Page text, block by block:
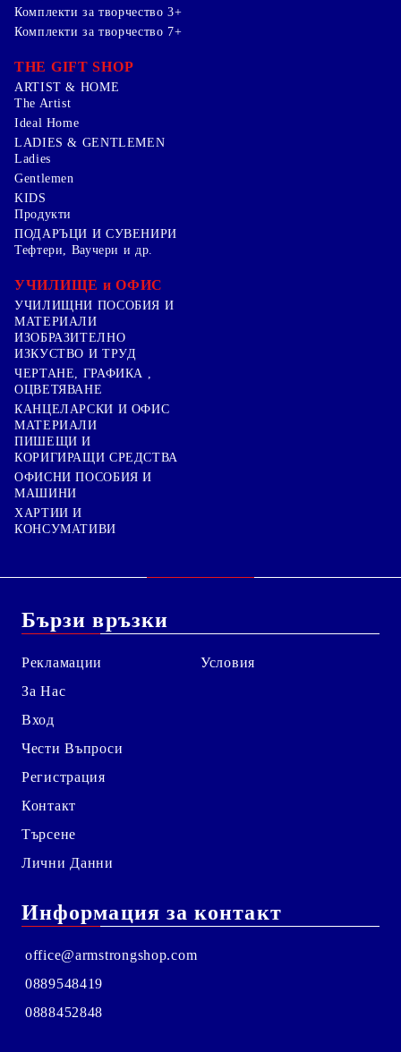
Комплекти за творчество 3+
Комплекти за творчество 7+
THE GIFT SHOP
ARTIST & HOME
The Artist
Ideal Home
LADIES & GENTLEMEN
Ladies
Gentlemen
KIDS
Продукти
ПОДАРЪЦИ И СУВЕНИРИ
Тефтери, Ваучери и др.
УЧИЛИЩЕ и ОФИС
УЧИЛИЩНИ ПОСОБИЯ И
МАТЕРИАЛИ
ИЗОБРАЗИТЕЛНО
ИЗКУСТВО И ТРУД
ЧЕРТАНЕ, ГРАФИКА ,
ОЦВЕТЯВАНЕ
КАНЦЕЛАРСКИ И ОФИС
МАТЕРИАЛИ
ПИШЕЩИ И
КОРИГИРАЩИ СРЕДСТВА
ОФИСНИ ПОСОБИЯ И
МАШИНИ
ХАРТИИ И
КОНСУМАТИВИ
Бързи връзки
Рекламации
За Нас
Вход
Чести Въпроси
Регистрация
Контакт
Търсене
Лични Данни
Условия
Информация за контакт
office@armstrongshop.com
0889548419
0888452848